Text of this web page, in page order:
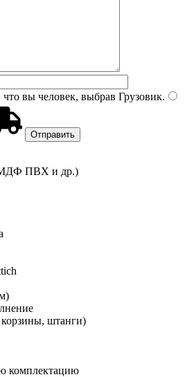
вы человек, выбрав Грузовик.
ПВХ и др.)
штанги)
комплектацию